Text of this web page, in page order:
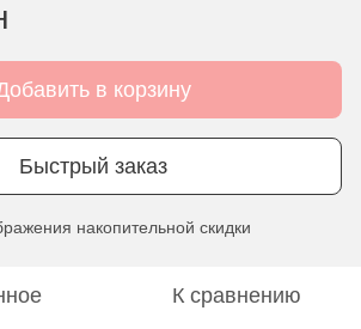
в корзину
Быстрый заказ
накопительной скидки
К сравнению